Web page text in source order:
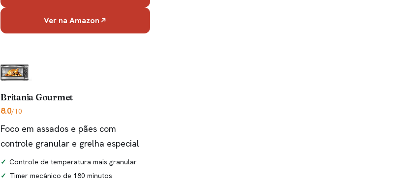
Ver na Amazon
Britania Gourmet
8.0/10
Foco em assados e pães com
controle granular e grelha especial
Controle de temperatura mais granular
Timer mecânico de 180 minutos